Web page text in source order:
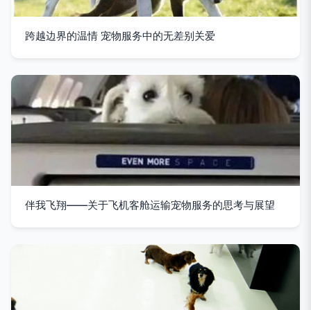
跨越边界的温情 宠物服务中的无差别关爱
伴我飞翔——关于飞机客舱运输宠物服务的思考与展望